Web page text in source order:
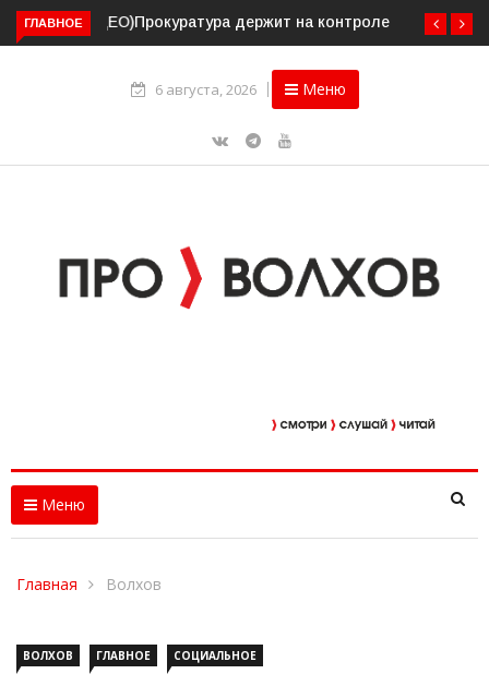
ГЛАВНОЕ
Прокуратура держит на контроле организацию
пассажирских перевозок в Волховском районе
6 августа, 2026